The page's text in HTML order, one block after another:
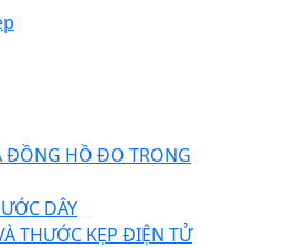
ĐỒNG HỒ ĐO TRONG
DÂY
THƯỚC KẸP ĐIỆN TỬ